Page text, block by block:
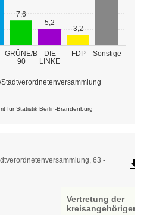
GRÜNE/B
90
DIE
LINKE
FDP Sonstige
7,6
5,2
3,2
für Statistik Berlin-Brandenburg